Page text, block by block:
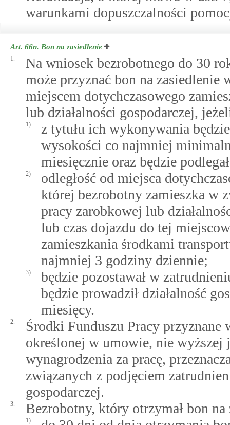
warunkami dopuszczalności
Art. 66n. Bon na zasiedlenie
1.
Na wniosek bezrobotnego do 30
może przyznać bon na zasiedlenie
miejscem dotychczasowego
lub działalności gospodarczej,
1)
z tytułu ich wykonywania
wysokości co najmniej
miesięcznie oraz będzie
2)
odległość od miejsca
której bezrobotny zamieszka w
pracy zarobkowej lub
lub czas dojazdu do tej
zamieszkania środkami
najmniej 3 godziny dziennie;
3)
będzie pozostawał w
będzie prowadził działalność
miesięcy.
2.
Środki Funduszu Pracy przyznane
określonej w umowie, nie wyższej
wynagrodzenia za pracę,
związanych z podjęciem
gospodarczej.
3. Bezrobotny, który otrzymał bon
1)